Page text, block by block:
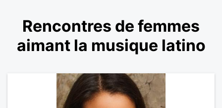
Rencontres de femmes
aimant la musique latino